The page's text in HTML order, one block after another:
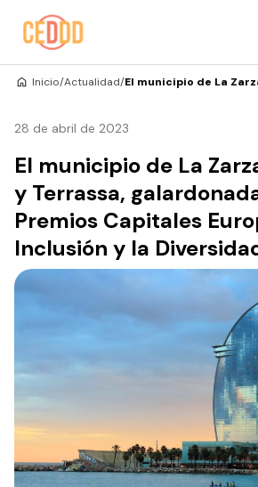
Inicio/Actualidad/El municipio de La
28 de abril de 2023
El municipio de La
y Terrassa,
Premios Capitales
Inclusión y la